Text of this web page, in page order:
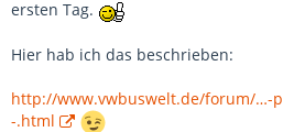
ersten Tag.
Hier hab ich das beschrieben:
http://www.vwbuswelt.de/forum/…-
-.html